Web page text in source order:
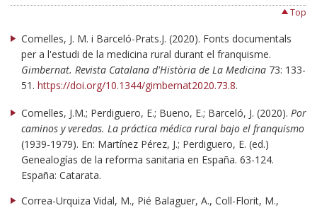
Top
Comelles, J. M. i Barceló-Prats.J. (2020). Fonts documentals
per a l'estudi de la medicina rural durant el franquisme.
Gimbernat. Revista Catalana d'Història de La Medicina 73: 133-
51. https://doi.org/10.1344/gimbernat2020.73.8.
Comelles, J.M.; Perdiguero, E.; Bueno, E.; Barceló, J. (2020). Por
caminos y veredas. La práctica médica rural bajo el franquismo
(1939-1979). En: Martínez Pérez, J.; Perdiguero, E. (ed.)
Genealogías de la reforma sanitaria en España. 63-124.
España: Catarata.
Correa-Urquiza Vidal, M., Pié Balaguer, A., Coll-Florit, M.,